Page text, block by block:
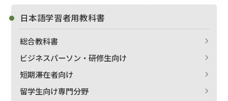
日本語学習者用教科書
総合教科書
ビジネスパーソン・研修生向け
短期滞在者向け
留学生向け専門分野